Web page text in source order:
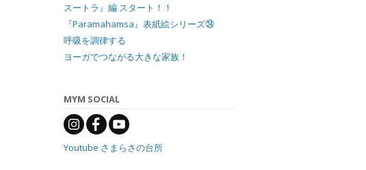
スートラ』編 スタート！！
『Paramahamsa』表紙絵シリーズ㉔
呼吸を調律する
ヨーガでつながる大きな家族！
MYM SOCIAL
Youtube さまらさの台所